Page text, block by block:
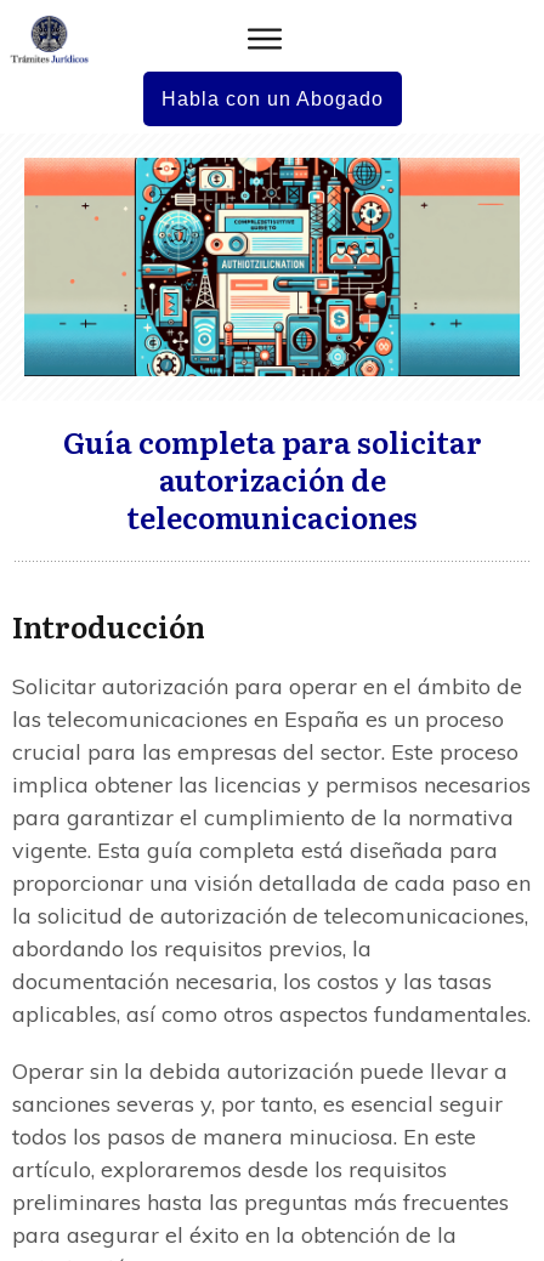
Habla con un Abogado
Guía completa para solicitar
autorización de
telecomunicaciones
Introducción
Solicitar autorización para operar en el ámbito de
las telecomunicaciones en España es un proceso
crucial para las empresas del sector. Este proceso
implica obtener las licencias y permisos necesarios
para garantizar el cumplimiento de la normativa
vigente. Esta guía completa está diseñada para
proporcionar una visión detallada de cada paso en
la solicitud de autorización de telecomunicaciones,
abordando los requisitos previos, la
documentación necesaria, los costos y las tasas
aplicables, así como otros aspectos fundamentales.
Operar sin la debida autorización puede llevar a
sanciones severas y, por tanto, es esencial seguir
todos los pasos de manera minuciosa. En este
artículo, exploraremos desde los requisitos
preliminares hasta las preguntas más frecuentes
para asegurar el éxito en la obtención de la